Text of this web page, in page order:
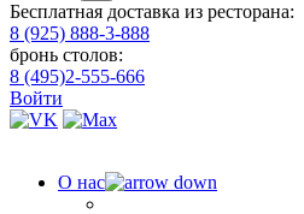
Бесплатная доставка из ресторана:
8 (925) 888-3-888
бронь столов:
8 (495)2-555-666
Войти
О нас